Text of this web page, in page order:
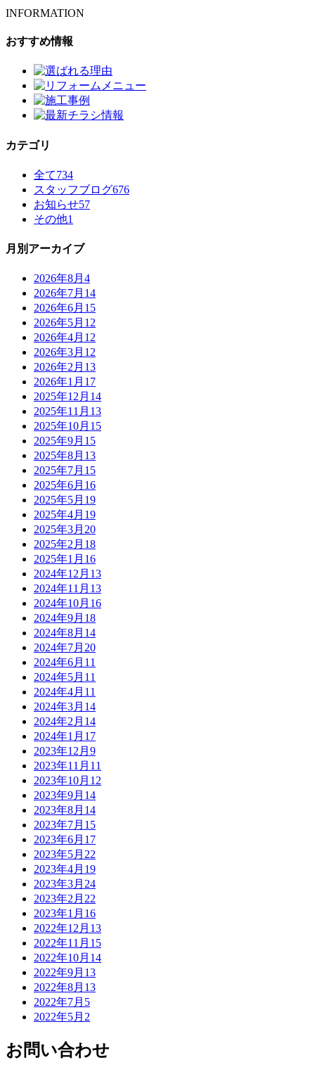
INFORMATION
おすすめ情報
カテゴリ
全て734
スタッフブログ676
お知らせ57
その他1
月別アーカイブ
2026年8月 4
2026年7月 14
2026年6月 15
2026年5月 12
2026年4月 12
2026年3月 12
2026年2月 13
2026年1月 17
2025年12月 14
2025年11月 13
2025年10月 15
2025年9月 15
2025年8月 13
2025年7月 15
2025年6月 16
2025年5月 19
2025年4月 19
2025年3月 20
2025年2月 18
2025年1月 16
2024年12月 13
2024年11月 13
2024年10月 16
2024年9月 18
2024年8月 14
2024年7月 20
2024年6月 11
2024年5月 11
2024年4月 11
2024年3月 14
2024年2月 14
2024年1月 17
2023年12月 9
2023年11月 11
2023年10月 12
2023年9月 14
2023年8月 14
2023年7月 15
2023年6月 17
2023年5月 22
2023年4月 19
2023年3月 24
2023年2月 22
2023年1月 16
2022年12月 13
2022年11月 15
2022年10月 14
2022年9月 13
2022年8月 13
2022年7月 5
2022年5月 2
お問い合わせ